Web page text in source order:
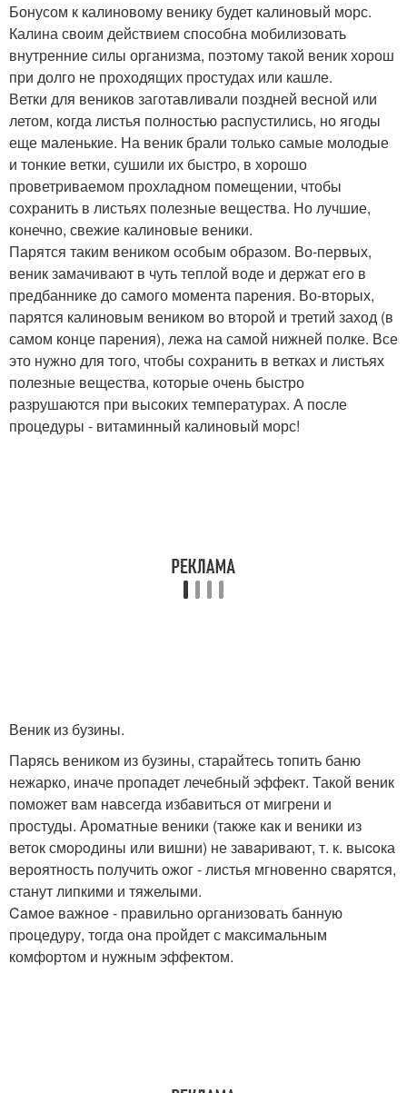
Бонусом к калиновому венику будет калиновый морс.
Калина своим действием способна мобилизовать
внутренние силы организма, поэтому такой веник хорош
при долго не проходящих простудах или кашле.
Ветки для веников заготавливали поздней весной или
летом, когда листья полностью распустились, но ягоды
еще маленькие. На веник брали только самые молодые
и тонкие ветки, сушили их быстро, в хорошо
проветриваемом прохладном помещении, чтобы
сохранить в листьях полезные вещества. Но лучшие,
конечно, свежие калиновые веники.
Парятся таким веником особым образом. Во-первых,
веник замачивают в чуть теплой воде и держат его в
предбаннике до самого момента парения. Во-вторых,
парятся калиновым веником во второй и третий заход (в
самом конце парения), лежа на самой нижней полке. Все
это нужно для того, чтобы сохранить в ветках и листьях
полезные вещества, которые очень быстро
разрушаются при высоких температурах. А после
процедуры - витаминный калиновый морс!
Веник из бузины.
Парясь веником из бузины, старайтесь топить баню
нежарко, иначе пропадет лечебный эффект. Такой веник
поможет вам навсегда избавиться от мигрени и
простуды. Ароматные веники (также как и веники из
веток смopoдины или вишни) не завapивают, т. к. выcoка
вероятность получить ожог - листья мгновенно свapятся,
станут липкими и тяжелыми.
Caмoe важнoe - пpaвильно opганизовать банную
пpoцедуру, тогда она пpoйдет с максимальным
комфортом и нужным эффектом.